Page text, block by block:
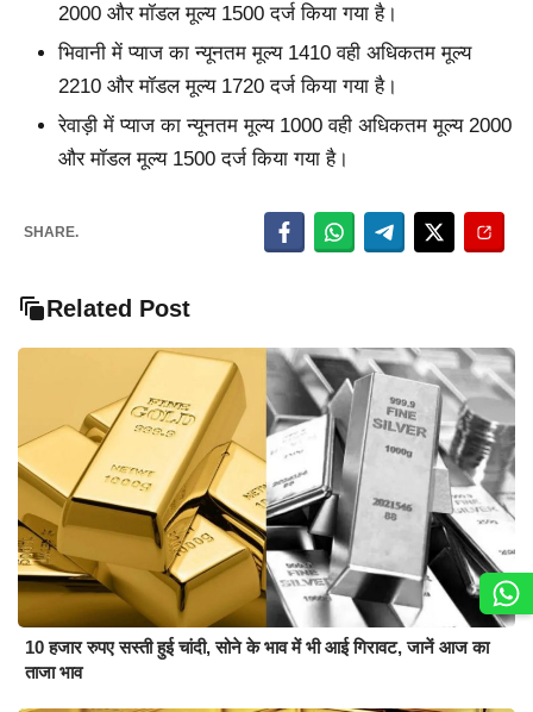
2000 और मॉडल मूल्य 1500 दर्ज किया गया है।
भिवानी में प्याज का न्यूनतम मूल्य 1410 वही अधिकतम मूल्य
2210 और मॉडल मूल्य 1720 दर्ज किया गया है।
रेवाड़ी में प्याज का न्यूनतम मूल्य 1000 वही अधिकतम मूल्य 2000
और मॉडल मूल्य 1500 दर्ज किया गया है।
SHARE.
Related Post
10 हजार रुपए सस्ती हुई चांदी, सोने के भाव में भी आई गिरावट, जानें आज का
ताजा भाव